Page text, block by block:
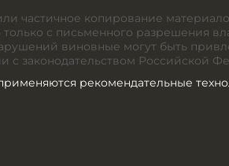
частичное копирование
с письменного разрешения
виновные могут быть
с законодательством Российской
рекомендательные